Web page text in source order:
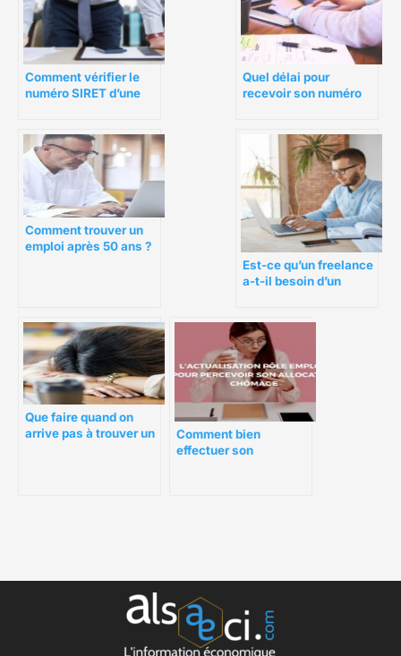
Comment vérifier le
numéro SIRET d’une
Quel délai pour
recevoir son numéro
Comment trouver un
emploi après 50 ans ?
Est-ce qu’un freelance
a-t-il besoin d’un
Que faire quand on
arrive pas à trouver un
Comment bien
effectuer son